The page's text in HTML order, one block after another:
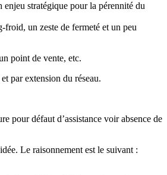
enjeu stratégique pour la pérennité du
froid, un zeste de fermeté et un peu
point de vente, etc.
par extension du réseau.
pour défaut d’assistance voir absence de
Le raisonnement est le suivant :